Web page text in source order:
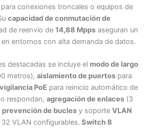
para conexiones troncales o equipos de
capacidad de conmutación de
de reenvío de 14,88 Mpps aseguran un
entornos con alta demanda de datos.
destacadas se incluye el modo de largo
metros), aislamiento de puertos para
vigilancia PoE para reinicio automático de
respondan, agregación de enlaces (3
prevención de bucles y soporte VLAN
VLAN configurables. Switch 8